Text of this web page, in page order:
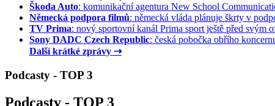
Škoda Auto: komunikační agentura New School
Německá podpora filmů: německá vláda plánuje škrty v
TV Prima: nový sportovní kanál Prima sport ještě před svým
Sony DADC Czech Republic: česká pobočka obřího
Další krátké zprávy ⇢
Podcasty - TOP 3
Podcasty - TOP 3